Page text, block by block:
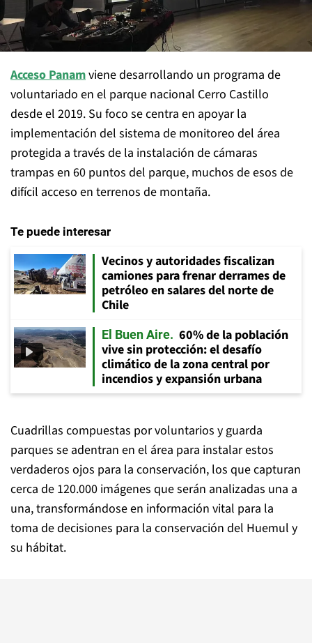
Acceso Panamviene desarrollando un programa de
voluntariado en el parque nacional Cerro Castillo
desde el 2019. Su foco se centra en apoyar la
implementación del sistema de monitoreo del área
protegida a través de la instalación de cámaras
trampas en 60 puntos del parque, muchos de esos de
difícil acceso en terrenos de montaña.
Te puede interesar
Vecinos y autoridades fiscalizan
camiones para frenar derrames de
petróleo en salares del norte de
Chile
El Buen Aire
60% de la población
vive sin protección: el desafío
climático de la zona central por
incendios y expansión urbana
Cuadrillas compuestas por voluntarios y guarda
parques se adentran en el área para instalar estos
verdaderos ojos para la conservación, los que capturan
cerca de 120.000 imágenes que serán analizadas una a
una, transformándose en información vital para la
toma de decisiones para la conservación del Huemul y
su hábitat.